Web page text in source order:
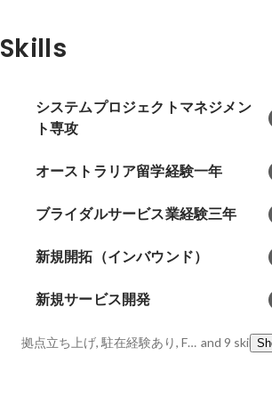
Skills
システムプロジェクトマネジメン
ト専攻
オーストラリア留学経験一年
ブライダルサービス業経験三年
新規開拓（インバウンド）
新規サービス開発
拠点立ち上げ, 駐在経験あり, Facebook広告 and 9 skills